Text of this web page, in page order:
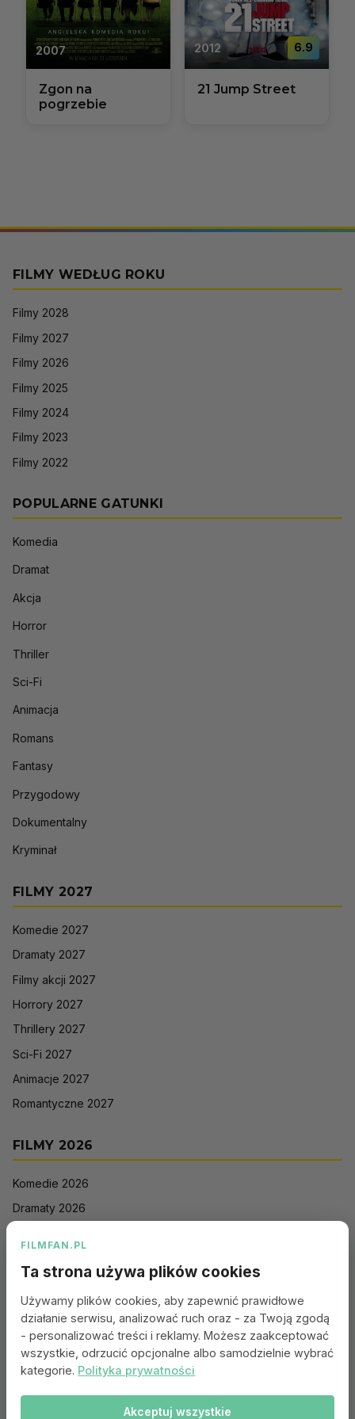
2007
Zgon na
pogrzebie
2012 6.9
21 Jump Street
FILMY WEDŁUG ROKU
Filmy 2028
Filmy 2027
Filmy 2026
Filmy 2025
Filmy 2024
Filmy 2023
Filmy 2022
POPULARNE GATUNKI
Komedia
Dramat
Akcja
Horror
Thriller
Sci-Fi
Animacja
Romans
Fantasy
Przygodowy
Dokumentalny
Kryminał
FILMY 2027
Komedie 2027
Dramaty 2027
Filmy akcji 2027
Horrory 2027
Thrillery 2027
Sci-Fi 2027
Animacje 2027
Romantyczne 2027
FILMY 2026
Komedie 2026
Dramaty 2026
Sci-Fi 2026
Animacje 2026
Romantyczne 2026
FILMFAN.PL
Ta strona używa plików cookies
Używamy plików cookies, aby zapewnić prawidłowe
działanie serwisu, analizować ruch oraz - za Twoją zgodą
- personalizować treści i reklamy. Możesz zaakceptować
wszystkie, odrzucić opcjonalne albo samodzielnie wybrać
kategorie. Polityka prywatności
Akceptuj wszystkie